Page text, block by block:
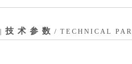
| 技术参数 / TECHNICAL